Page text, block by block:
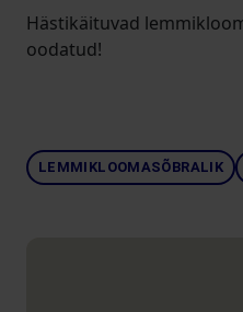
Hästikäituvad
oodatud!
LEMMIKLOOMASÕBRALIK